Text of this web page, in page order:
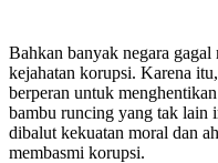
Bahkan banyak negara
kejahatan korupsi. Karena
berperan untuk
bambu runcing yang tak lain
dibalut kekuatan moral dan
membasmi korupsi.